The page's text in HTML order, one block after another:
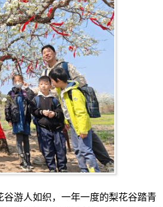
游人如织，一年一度的梨花谷踏青